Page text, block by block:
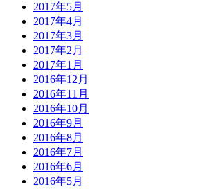
2017年5月
2017年4月
2017年3月
2017年2月
2017年1月
2016年12月
2016年11月
2016年10月
2016年9月
2016年8月
2016年7月
2016年6月
2016年5月